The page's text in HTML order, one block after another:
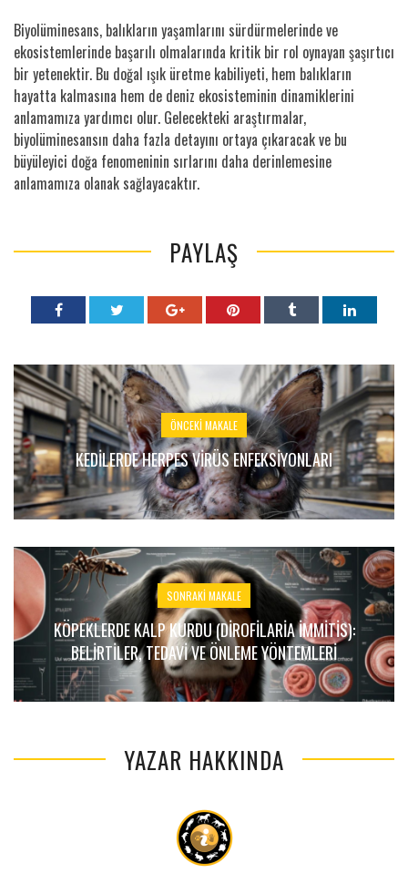
Biyolüminesans, balıkların yaşamlarını sürdürmelerinde ve
ekosistemlerinde başarılı olmalarında kritik bir rol oynayan şaşırtıcı
bir yetenektir. Bu doğal ışık üretme kabiliyeti, hem balıkların
hayatta kalmasına hem de deniz ekosisteminin dinamiklerini
anlamamıza yardımcı olur. Gelecekteki araştırmalar,
biyolüminesansın daha fazla detayını ortaya çıkaracak ve bu
büyüleyici doğa fenomeninin sırlarını daha derinlemesine
anlamamıza olanak sağlayacaktır.
PAYLAŞ
ÖNCEKI MAKALE
KEDILERDE HERPES VIRÜS ENFEKSIYONLARI
SONRAKI MAKALE
KÖPEKLERDE KALP KURDU (DIROFILARIA IMMITIS):
BELIRTILER, TEDAVI VE ÖNLEME YÖNTEMLERI
YAZAR HAKKINDA